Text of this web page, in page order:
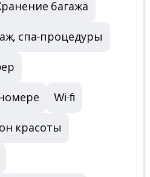
багажа
спа-процедуры
Wi-fi
красоты